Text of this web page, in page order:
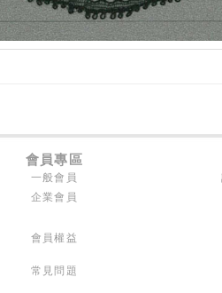
會員專區
一般會員
企業會員
會員權益
常見問題